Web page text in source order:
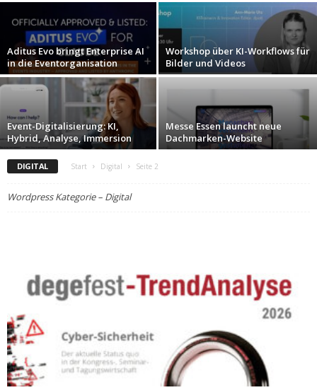
Aditus Evo bringt Enterprise AI
in die Eventorganisation
Workshop über KI-Workflows für
Bilder und Videos
Event-Digitalisierung: KI,
Hybrid, Analyse, Immersion
Messe Essen launcht neue
Dachmarken-Website
DIGITAL Start Digital Seite 2
Wordpress Kategorie – Digital